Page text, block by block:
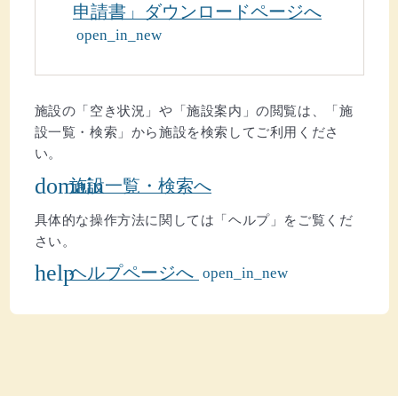
申請書」ダウンロードページへ
open_in_new
施設の「空き状況」や「施設案内」の閲覧は、「施
設一覧・検索」から施設を検索してご利用くださ
い。
domain施設一覧・検索へ
具体的な操作方法に関しては「ヘルプ」をご覧くだ
さい。
helpヘルプページへ open_in_new